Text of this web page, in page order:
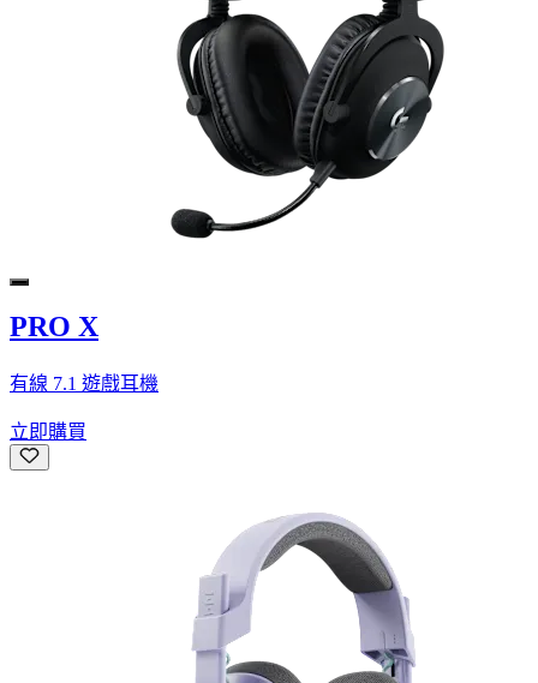
PRO X
有線 7.1 遊戲耳機
立即購買